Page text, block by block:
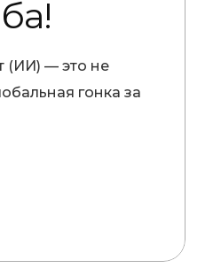
(ИИ) — это не
гонка за